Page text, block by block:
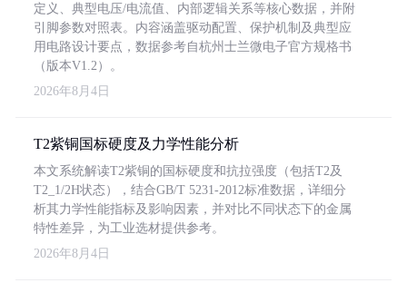
定义、典型电压/电流值、内部逻辑关系等核心数据，并附
引脚参数对照表。内容涵盖驱动配置、保护机制及典型应
用电路设计要点，数据参考自杭州士兰微电子官方规格书
（版本V1.2）。
2026年8月4日
T2紫铜国标硬度及力学性能分析
本文系统解读T2紫铜的国标硬度和抗拉强度（包括T2及
T2_1/2H状态），结合GB/T 5231-2012标准数据，详细分
析其力学性能指标及影响因素，并对比不同状态下的金属
特性差异，为工业选材提供参考。
2026年8月4日